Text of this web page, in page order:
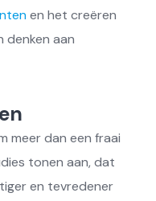
en het creëren
denken aan
meer dan een fraai
tonen aan, dat
en tevredener